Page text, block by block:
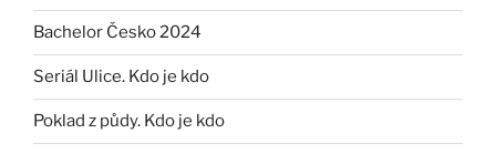
Bachelor Česko 2024
Seriál Ulice. Kdo je kdo
Poklad z půdy. Kdo je kdo